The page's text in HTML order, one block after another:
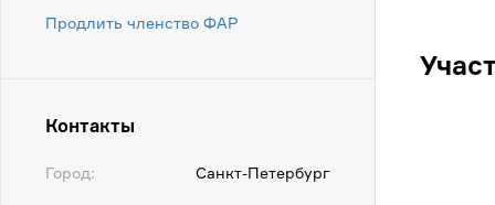
Продлить членство ФАР
Контакты
Город: Санкт-Петербург